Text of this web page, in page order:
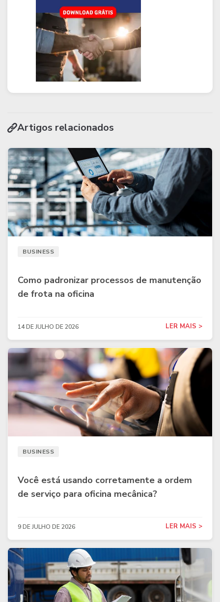
Artigos relacionados
BUSINESS
Como padronizar processos de manutenção
de frota na oficina
14 DE JULHO DE 2026 LER MAIS >
BUSINESS
Você está usando corretamente a ordem
de serviço para oficina mecânica?
9 DE JULHO DE 2026 LER MAIS >